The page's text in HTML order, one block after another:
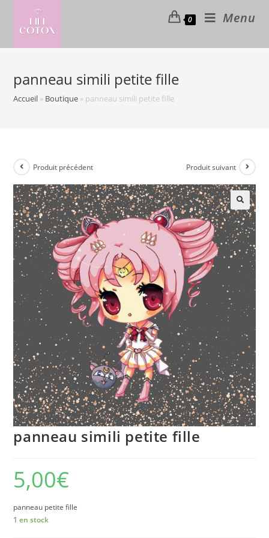
content
0 Menu
panneau simili petite fille
Accueil » Boutique » panneau simili petite fille
Produit précédent Produit suivant
🔍
panneau simili petite fille
5,00€
panneau petite fille
1 en stock